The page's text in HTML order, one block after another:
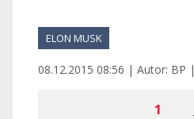
ELON MUSK
08.12.2015 08:56 | Autor:
1